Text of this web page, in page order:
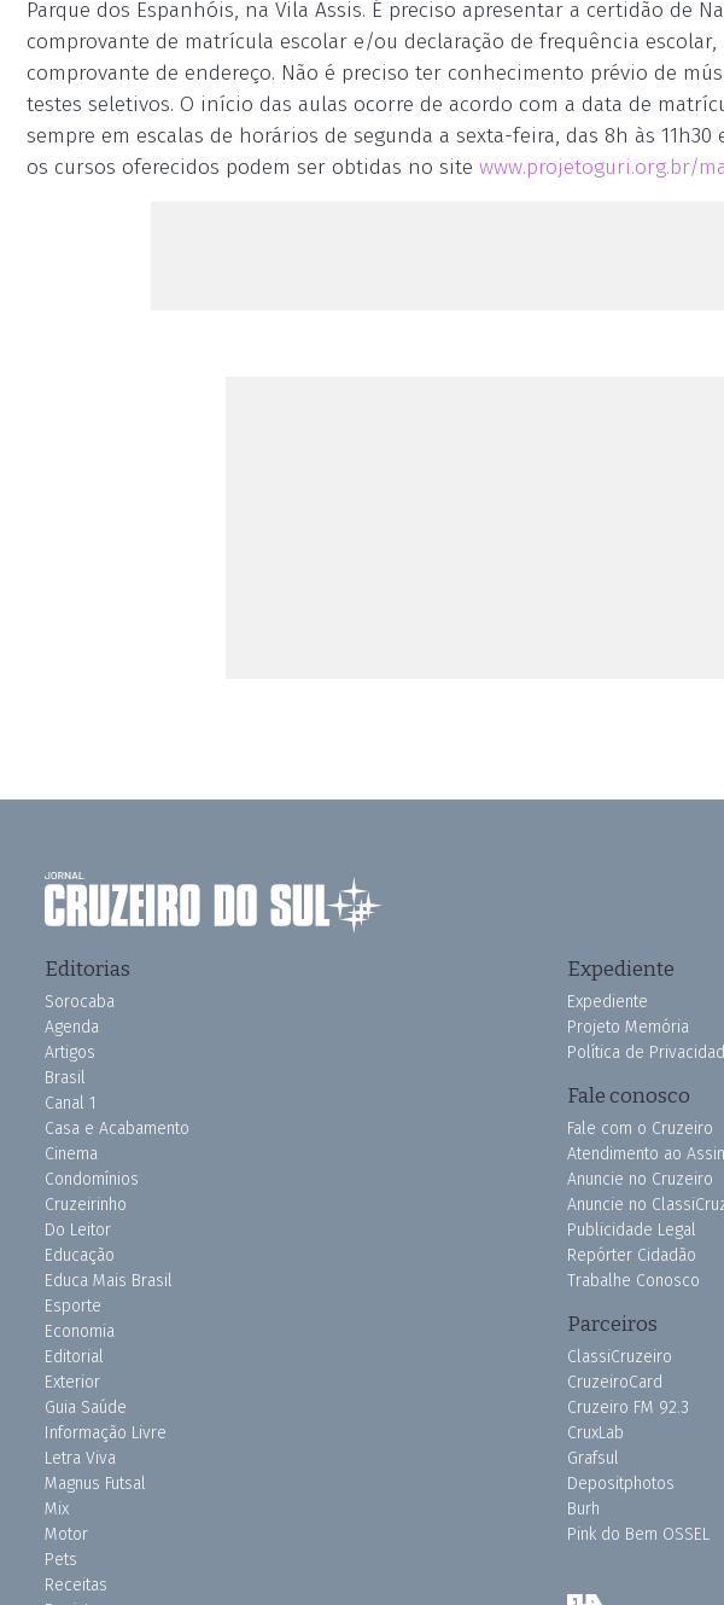
Parque dos Espanhóis, na Vila Assis. É preciso apresentar a certidão de
comprovante de matrícula escolar e/ou declaração de frequência
comprovante de endereço. Não é preciso ter conhecimento prévio de
testes seletivos. O início das aulas ocorre de acordo com a data de
sempre em escalas de horários de segunda a sexta-feira, das 8h às 11h30
os cursos oferecidos podem ser obtidas no site www.projetoguri.org.br/
Editorias
Sorocaba
Agenda
Artigos
Brasil
Canal 1
Casa e Acabamento
Cinema
Condomínios
Cruzeirinho
Do Leitor
Educação
Educa Mais Brasil
Esporte
Economia
Editorial
Exterior
Guia Saúde
Informação Livre
Letra Viva
Magnus Futsal
Mix
Motor
Pets
Receitas
Expediente
Expediente
Projeto Memória
Política de
Fale conosco
Fale com o Cruzeiro
Atendimento ao
Anuncie no Cruzeiro
Anuncie no
Publicidade Legal
Repórter Cidadão
Trabalhe Conosco
Parceiros
ClassiCruzeiro
CruzeiroCard
Cruzeiro FM 92.3
CruxLab
Grafsul
Depositphotos
Burh
Pink do Bem OSSEL